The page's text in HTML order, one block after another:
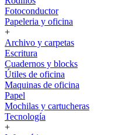
Fotoconductor
Papeleria y oficina
+
Archivo y carpetas
Escritura
Cuadernos y blocks
Útiles de oficina
Maquinas de oficina
Papel
Mochilas y cartucheras
Tecnología
+